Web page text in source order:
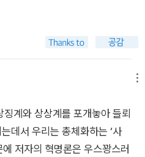
계와 상상계를 포개놓아 들뢰
데서 우리는 총체화하는 ‘사
저자의 혁명론은 우스꽝스러